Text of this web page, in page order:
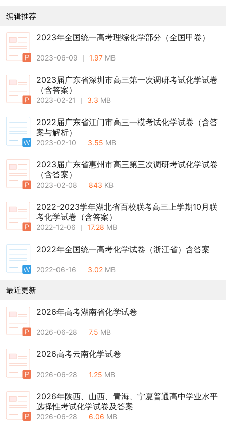
编辑推荐
2023年全国统一高考理综化学部分（全国甲卷）
2023-06-09 1.97 MB
2023届广东省深圳市高三第一次调研考试化学试卷
（含答案）
2023-02-21 3.3 MB
2022届广东省江门市高三一模考试化学试卷（含答
案与解析）
2023-02-10 3.55 MB
2023届广东省惠州市高三第三次调研考试化学试卷
（含答案）
2023-02-08 843 KB
2022-2023学年湖北省百校联考高三上学期10月联
考化学试卷（含答案）
2022-12-06 17.28 MB
2022年全国统一高考化学试卷（浙江省）含答案
2022-06-16 3.02 MB
最近更新
2026年高考湖南省化学试卷
2026-06-28 7.5 MB
2026高考云南化学试卷
2026-06-28 1.25 MB
2026年陕西、山西、青海、宁夏普通高中学业水平
选择性考试化学试卷及答案
2026-06-28 6.06 MB